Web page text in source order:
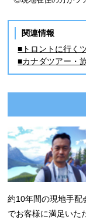
関連情報
■トロントに行く
■カナダツアー・
約10年間の現地手配
でお客様に満足いた